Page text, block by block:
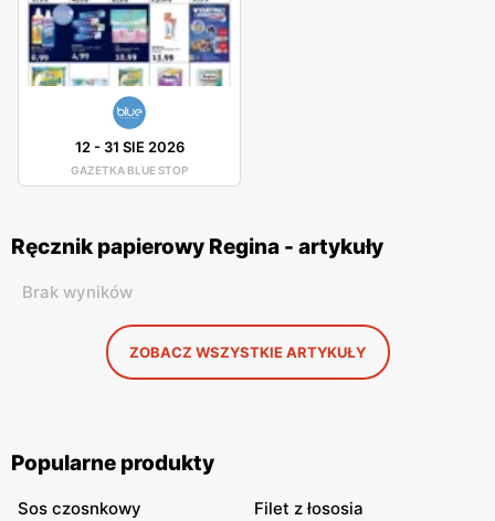
12- 31 SIE 2026
GAZETKA BLUE STOP
Ręcznik papierowy Regina - artykuły
Brak wyników
ZOBACZ WSZYSTKIE ARTYKUŁY
Popularne produkty
Sos czosnkowy
Filet z łososia